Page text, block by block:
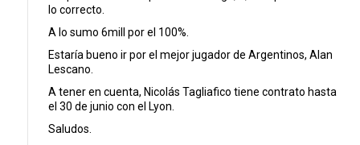
lo correcto.
A lo sumo 6mill por el 100%.
Estaría bueno ir por el mejor jugador de Argentinos, Alan
Lescano.
A tener en cuenta, Nicolás Tagliafico tiene contrato hasta
el 30 de junio con el Lyon.
Saludos.